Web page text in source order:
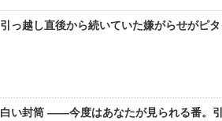
引っ越し直後から続いていた嫌がらせがピ
白い封筒 ――今度はあなたが見られる番。